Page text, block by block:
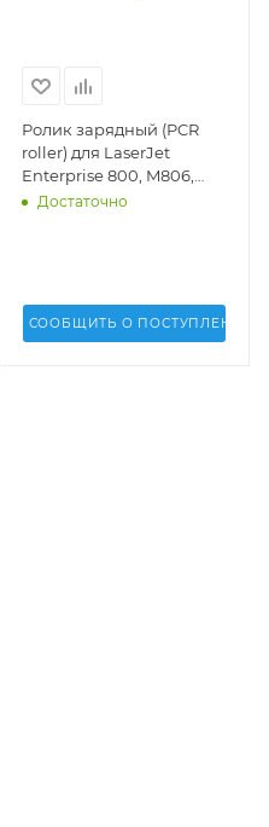
Ролик зарядный (PCR
roller) для LaserJet
Enterprise 800, M806,
M830, LJ 5100, 9000 (DV
Достаточно
СООБЩИТЬ О ПОСТУПЛЕНИИ